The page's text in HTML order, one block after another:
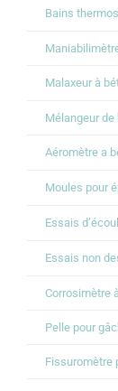
Bains
Malaxeur à
Mélangeur de
Aéromètre a
Moules pour
Essais
Essais non
Corrosimètre
Pelle pour
Fissuromètre